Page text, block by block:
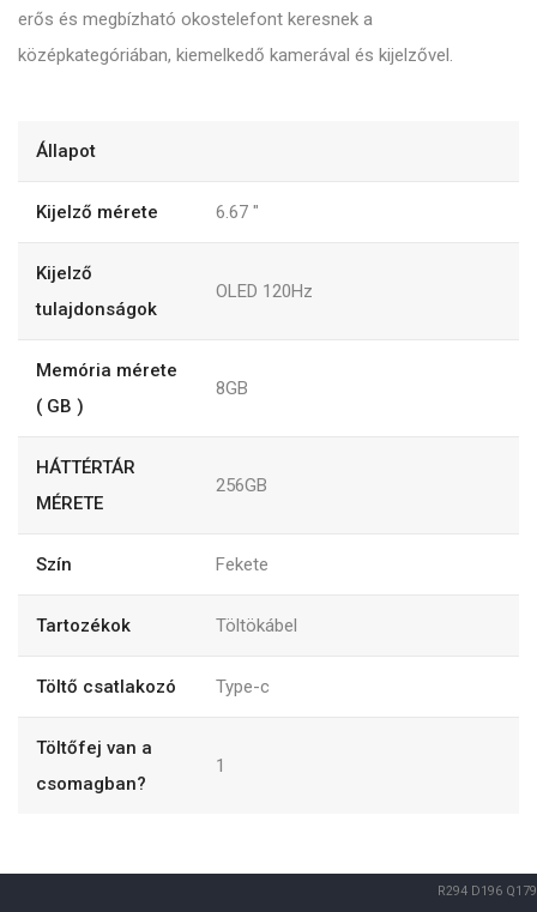
erős és megbízható okostelefont keresnek a
középkategóriában, kiemelkedő kamerával és kijelzővel.
Állapot
Kijelző mérete 6.67 "
Kijelző
tulajdonságok
OLED 120Hz
Memória mérete
( GB )
8GB
HÁTTÉRTÁR
MÉRETE
256GB
Szín Fekete
Tartozékok Töltökábel
Töltő csatlakozó Type-c
Töltőfej van a
csomagban?
1
R294 D196 Q179